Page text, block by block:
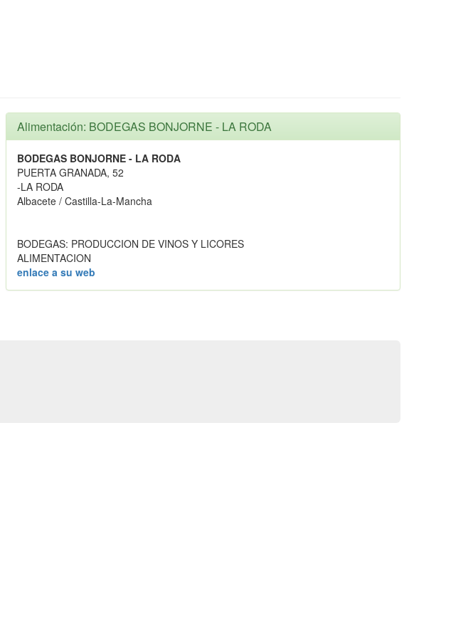
Alimentación: BODEGAS BONJORNE - LA RODA
BODEGAS BONJORNE - LA RODA
PUERTA GRANADA, 52
-LA RODA
Albacete / Castilla-La-Mancha
BODEGAS: PRODUCCION DE VINOS Y LICORES
ALIMENTACION
enlace a su web